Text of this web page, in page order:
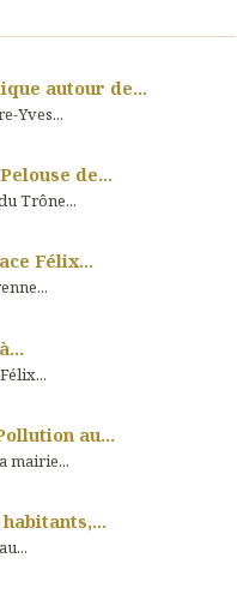
autour de...
Yves...
de...
Trône...
Félix...
au...
mairie...